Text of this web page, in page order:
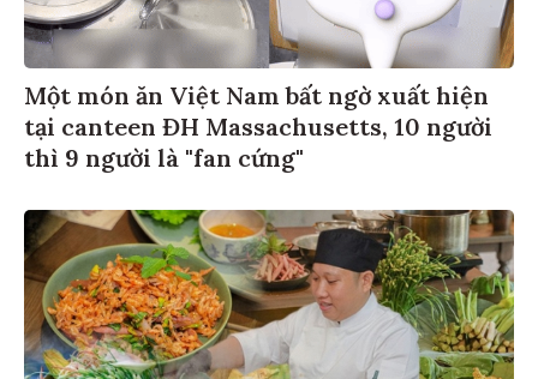
Một món ăn Việt Nam bất ngờ xuất hiện
tại canteen ĐH Massachusetts, 10 người
thì 9 người là "fan cứng"